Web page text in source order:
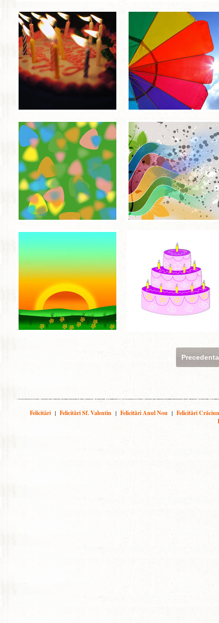
Precedenta
Felicitări | Felicitări Sf. Valentin | Felicitări Anul Nou | Felicitări